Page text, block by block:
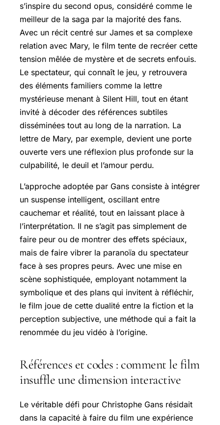
s’inspire du second opus, considéré comme le
meilleur de la saga par la majorité des fans.
Avec un récit centré sur James et sa complexe
relation avec Mary, le film tente de recréer cette
tension mêlée de mystère et de secrets enfouis.
Le spectateur, qui connaît le jeu, y retrouvera
des éléments familiers comme la lettre
mystérieuse menant à Silent Hill, tout en étant
invité à décoder des références subtiles
disséminées tout au long de la narration. La
lettre de Mary, par exemple, devient une porte
ouverte vers une réflexion plus profonde sur la
culpabilité, le deuil et l’amour perdu.
L’approche adoptée par Gans consiste à intégrer
un suspense intelligent, oscillant entre
cauchemar et réalité, tout en laissant place à
l’interprétation. Il ne s’agit pas simplement de
faire peur ou de montrer des effets spéciaux,
mais de faire vibrer la paranoïa du spectateur
face à ses propres peurs. Avec une mise en
scène sophistiquée, employant notamment la
symbolique et des plans qui invitent à réfléchir,
le film joue de cette dualité entre la fiction et la
perception subjective, une méthode qui a fait la
renommée du jeu vidéo à l’origine.
Références et codes : comment le film
insuffle une dimension interactive
Le véritable défi pour Christophe Gans résidait
dans la capacité à faire du film une expérience